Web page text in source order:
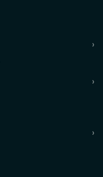
›
›
›